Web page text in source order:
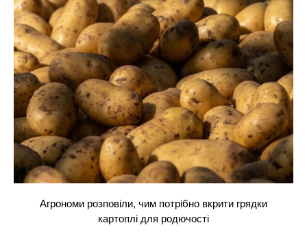
Агрономи розповіли, чим потрібно вкрити грядки
картоплі для родючості